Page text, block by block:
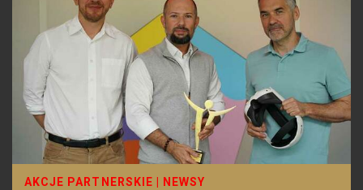
AKCJE PARTNERSKIE
NEWSY